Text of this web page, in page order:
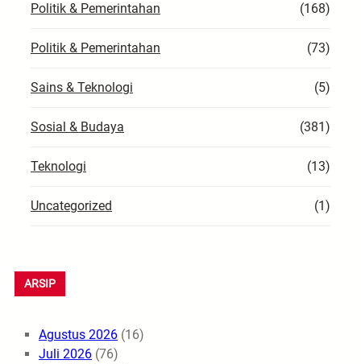
Politik & Pemerintahan (168)
Politik & Pemerintahan (73)
Sains & Teknologi (5)
Sosial & Budaya (381)
Teknologi (13)
Uncategorized (1)
ARSIP
Agustus 2026 (16)
Juli 2026 (76)